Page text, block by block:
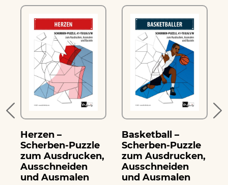
Herzen –
Scherben-Puzzle
zum Ausdrucken,
Ausschneiden
und Ausmalen
Basketball –
Scherben-Puzzle
zum Ausdrucken,
Ausschneiden
und Ausmalen